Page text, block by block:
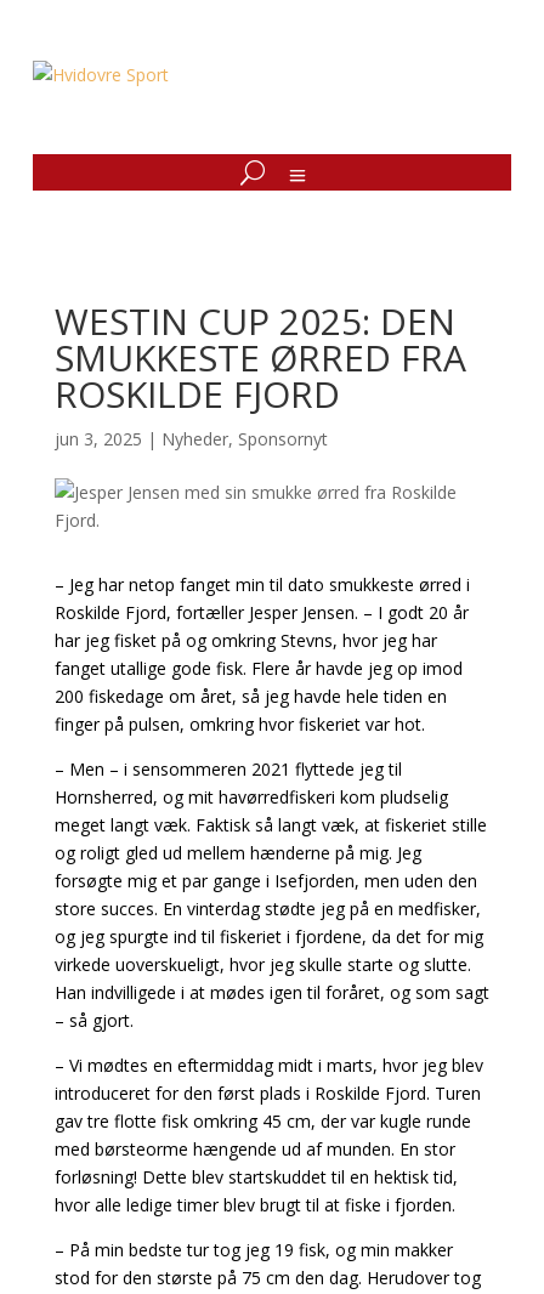
WESTIN CUP 2025: DEN
SMUKKESTE ØRRED FRA
ROSKILDE FJORD
jun 3, 2025 | Nyheder, Sponsornyt
– Jeg har netop fanget min til dato smukkeste ørred i
Roskilde Fjord, fortæller Jesper Jensen. – I godt 20 år
har jeg fisket på og omkring Stevns, hvor jeg har
fanget utallige gode fisk. Flere år havde jeg op imod
200 fiskedage om året, så jeg havde hele tiden en
finger på pulsen, omkring hvor fiskeriet var hot.
– Men – i sensommeren 2021 flyttede jeg til
Hornsherred, og mit havørredfiskeri kom pludselig
meget langt væk. Faktisk så langt væk, at fiskeriet stille
og roligt gled ud mellem hænderne på mig. Jeg
forsøgte mig et par gange i Isefjorden, men uden den
store succes. En vinterdag stødte jeg på en medfisker,
og jeg spurgte ind til fiskeriet i fjordene, da det for mig
virkede uoverskueligt, hvor jeg skulle starte og slutte.
Han indvilligede i at mødes igen til foråret, og som sagt
– så gjort.
– Vi mødtes en eftermiddag midt i marts, hvor jeg blev
introduceret for den først plads i Roskilde Fjord. Turen
gav tre flotte fisk omkring 45 cm, der var kugle runde
med børsteorme hængende ud af munden. En stor
forløsning! Dette blev startskuddet til en hektisk tid,
hvor alle ledige timer blev brugt til at fiske i fjorden.
– På min bedste tur tog jeg 19 fisk, og min makker
stod for den største på 75 cm den dag. Herudover tog